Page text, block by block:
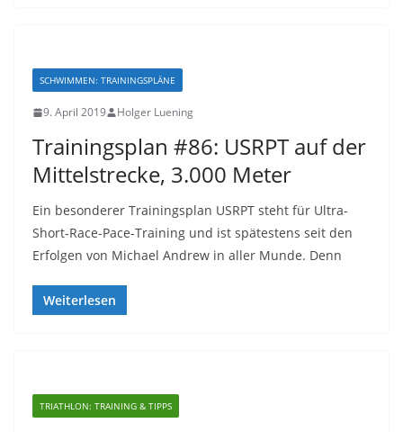
SCHWIMMEN: TRAININGSPLÄNE
9. April 2019 Holger Luening
Trainingsplan #86: USRPT auf der
Mittelstrecke, 3.000 Meter
Ein besonderer Trainingsplan USRPT steht für Ultra-
Short-Race-Pace-Training und ist spätestens seit den
Erfolgen von Michael Andrew in aller Munde. Denn
Weiterlesen
TRIATHLON: TRAINING & TIPPS